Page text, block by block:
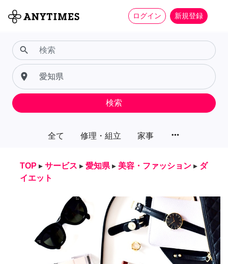
ログイン 新規登録
全て 修理・組立 家事 more_horiz
search
place
検索
TOP ▸ サービス ▸ 愛知県 ▸ 美容・ファッション ▸ ダ
イエット